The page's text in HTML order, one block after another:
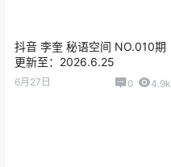
抖音 李奎 秘语空间 NO.010期
更新至：2026.6.25
6月27日 0 4.9k